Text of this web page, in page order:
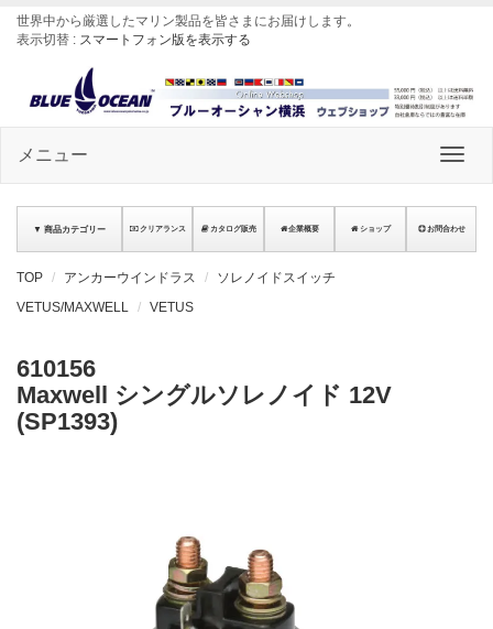
世界中から厳選したマリン製品を皆さまにお届けします。
表示切替 : スマートフォン版を表示する
メニュー
▼ 商品カテゴリー クリアランス カタログ販売 企業概要 ショップ お問合わせ
TOP アンカーウインドラス
ソレノイドスイッチ
VETUS/MAXWELL
VETUS
610156
Maxwell シングルソレノイド 12V
(SP1393)